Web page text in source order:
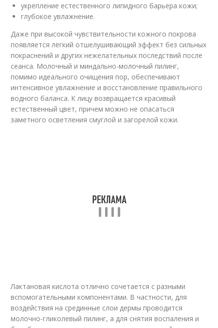
укрепление естественного липидного барьера кожи;
глубокое увлажнение.
Даже при высокой чувствительности кожного покрова
появляется лёгкий отшелушивающий эффект без сильных
покраснений и других нежелательных последствий после
сеанса. Молочный и миндально-молочный пилинг,
помимо идеального очищения пор, обеспечивают
интенсивное увлажнение и восстановление правильного
водного баланса. К лицу возвращается красивый
естественный цвет, причем можно не опасаться
заметного осветления смуглой и загорелой кожи.
Лактановая кислота отлично сочетается с разными
вспомогательными компонентами. В частности, для
воздействия на срединные слои дермы проводится
молочно-гликолевый пилинг, а для снятия воспаления и